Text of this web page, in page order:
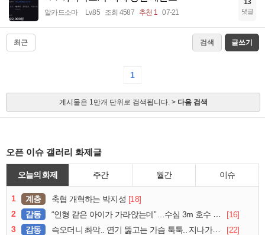
알카드소마 Lv.85 조회 4587 추천 1 07-21 댓글
최근 검색 글쓰기
1
게시물은 1만개 단위로 검색됩니다. > 다음 검색
오픈 이슈 갤러리 화제글
오늘의 화제 주간 월간 이슈
1 계층 축협 개혁하는 박지성 [18]
2
감동 “인형 같은 아이가 가라앉는데”…수심 3m 호수 뛰어든 60대 의인
[16]
3
감동 슥오더니 촤악.. 연기 뚫고는 가슴 툭툭.. 지나가던 아재의 정체
[22]